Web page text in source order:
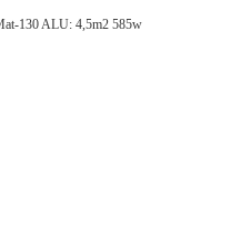
130 ALU: 4,5m2 585w